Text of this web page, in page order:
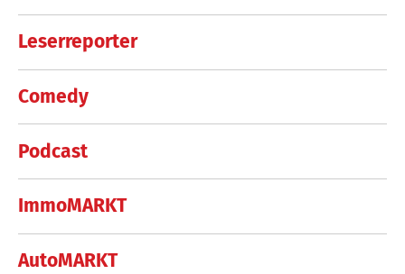
Leserreporter
Comedy
Podcast
ImmoMARKT
AutoMARKT